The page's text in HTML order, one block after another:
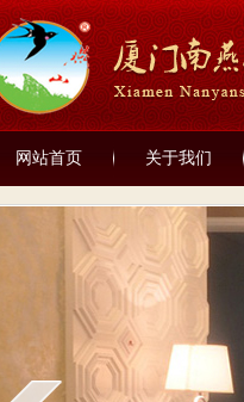
网站首页 关于我们